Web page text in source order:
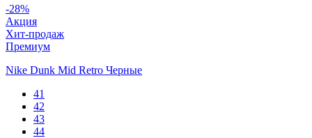
-28%
Акция
Хит-продаж
Премиум
Nike Dunk Mid Retro Черные
41
42
43
44